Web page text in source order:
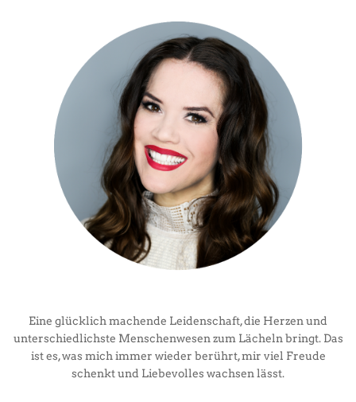
Eine glücklich machende Leidenschaft, die Herzen und
unterschiedlichste Menschenwesen zum Lächeln bringt. Das
ist es, was mich immer wieder berührt, mir viel Freude
schenkt und Liebevolles wachsen lässt.